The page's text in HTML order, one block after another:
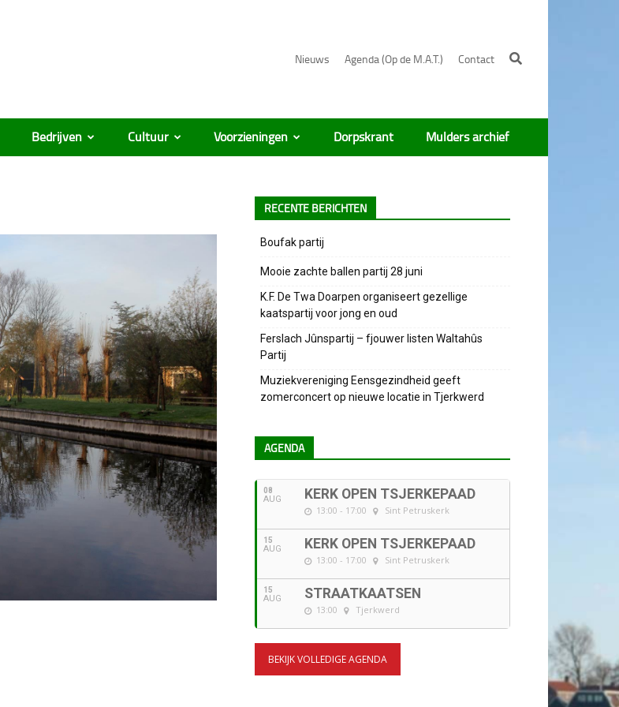
Nieuws Agenda (Op de M.A.T.) Contact
Bedrijven Cultuur Voorzieningen Dorpskrant Mulders archief
RECENTE BERICHTEN
Boufak partij
Mooie zachte ballen partij 28 juni
K.F. De Twa Doarpen organiseert gezellige
kaatspartij voor jong en oud
Ferslach Jûnspartij – fjouwer listen Waltahûs
Partij
Muziekvereniging Eensgezindheid geeft
zomerconcert op nieuwe locatie in Tjerkwerd
AGENDA
08
AUG KERK OPEN TSJERKEPAAD
13:00 - 17:00 Sint Petruskerk
15
AUG KERK OPEN TSJERKEPAAD
13:00 - 17:00 Sint Petruskerk
15
AUG STRAATKAATSEN
13:00 Tjerkwerd
BEKIJK VOLLEDIGE AGENDA